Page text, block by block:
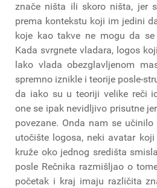
znače ništa ili skoro ništa, jer
prema kontekstu koji im jedini
koje kao takve ne mogu da
Kada svrgnete vladara, logos
lako vlada obezglavljenom
spremno iznikle i teorije posle-
da iako su u teoriji velike reči
one se ipak nevidljivo prisutne
povezane. Onda nam se
utočište logosa, neki avatar
kruže oko jednog središta
posle Rečnika razmišljao o
početak i kraj imaju različita